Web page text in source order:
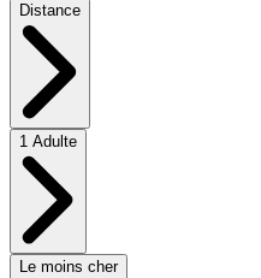
Distance
1 Adulte
Le moins cher